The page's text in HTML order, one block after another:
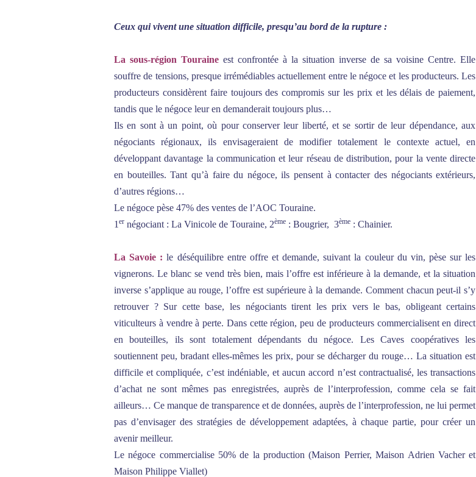
Ceux qui vivent une situation difficile, presqu’au bord de la rupture :
La sous-région Touraine est confrontée à la situation inverse de sa voisine Centre. Elle
souffre de tensions, presque irrémédiables actuellement entre le négoce et les producteurs. Les
producteurs considèrent faire toujours des compromis sur les prix et les délais de paiement,
tandis que le négoce leur en demanderait toujours plus…
Ils en sont à un point, où pour conserver leur liberté, et se sortir de leur dépendance, aux
négociants régionaux, ils envisageraient de modifier totalement le contexte actuel, en
développant davantage la communication et leur réseau de distribution, pour la vente directe
en bouteilles. Tant qu’à faire du négoce, ils pensent à contacter des négociants extérieurs,
d’autres régions…
Le négoce pèse 47% des ventes de l’AOC Touraine.
1 er négociant : La Vinicole de Touraine, 2ème : Bougrier, 3ème : Chainier.
La Savoie : le déséquilibre entre offre et demande, suivant la couleur du vin, pèse sur les
vignerons. Le blanc se vend très bien, mais l’offre est inférieure à la demande, et la situation
inverse s’applique au rouge, l’offre est supérieure à la demande. Comment chacun peut-il s’y
retrouver ? Sur cette base, les négociants tirent les prix vers le bas, obligeant certains
viticulteurs à vendre à perte. Dans cette région, peu de producteurs commercialisent en direct
en bouteilles, ils sont totalement dépendants du négoce. Les Caves coopératives les
soutiennent peu, bradant elles-mêmes les prix, pour se décharger du rouge… La situation est
difficile et compliquée, c’est indéniable, et aucun accord n’est contractualisé, les transactions
d’achat ne sont mêmes pas enregistrées, auprès de l’interprofession, comme cela se fait
ailleurs… Ce manque de transparence et de données, auprès de l’interprofession, ne lui permet
pas d’envisager des stratégies de développement adaptées, à chaque partie, pour créer un
avenir meilleur.
Le négoce commercialise 50% de la production (Maison Perrier, Maison Adrien Vacher et
Maison Philippe Viallet)